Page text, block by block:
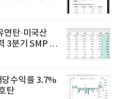
연탄·미국산
3분기 SMP 상
수익률 3.7%
탄